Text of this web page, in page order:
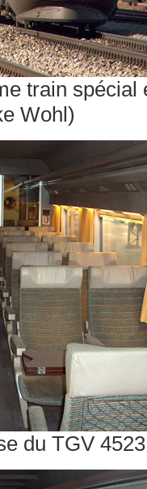
train
Wohl)
du TGV